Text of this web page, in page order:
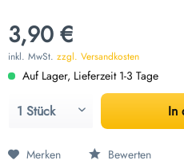
3,90 €
inkl. MwSt. zzgl. Versandkosten
Auf Lager, Lieferzeit 1-3 Tage
In
Merken Bewerten